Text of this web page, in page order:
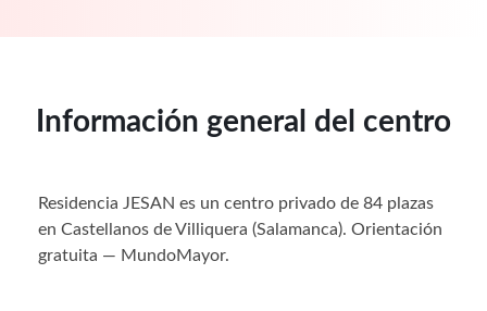
Información general del centro
Residencia JESAN es un centro privado de 84 plazas
en Castellanos de Villiquera (Salamanca). Orientación
gratuita — MundoMayor.